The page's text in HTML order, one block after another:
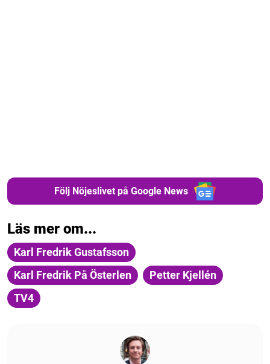
Följ Nöjeslivet på Google News
Läs mer om...
Karl Fredrik Gustafsson
Karl Fredrik På Österlen
Petter Kjellén
TV4